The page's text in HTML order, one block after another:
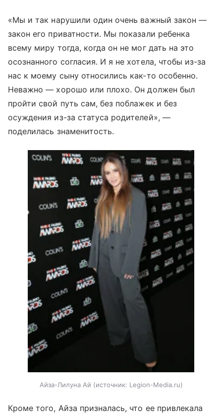
«Мы и так нарушили один очень важный закон —
закон его приватности. Мы показали ребенка
всему миру тогда, когда он не мог дать на это
осознанного согласия. И я не хотела, чтобы из-за
нас к моему сыну относились как-то особенно.
Неважно — хорошо или плохо. Он должен был
пройти свой путь сам, без поблажек и без
осуждения из-за статуса родителей», —
поделилась знаменитость.
Айза-Лилуна Ай источник: Legion-Media.ru
Кроме того, Айза призналась, что ее привлекала